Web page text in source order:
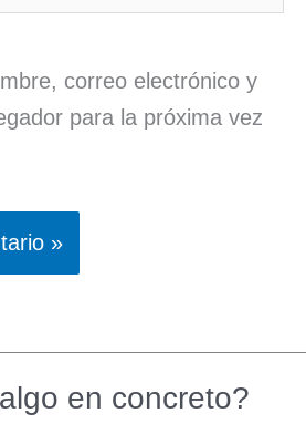
correo electrónico y
para la próxima vez
en concreto?